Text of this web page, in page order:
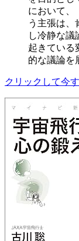
において、
う主張は、
し冷静な議
起きている
的な議論を
クリックして今